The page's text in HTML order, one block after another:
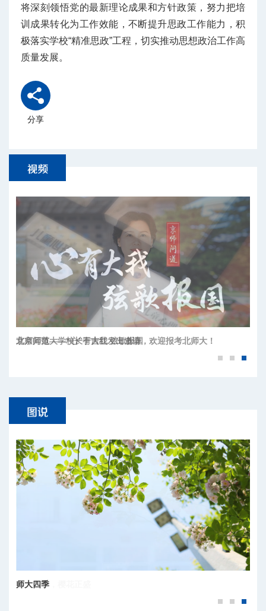
将深刻领悟党的最新理论成果和方针政策，努力把培
训成果转化为工作效能，不断提升思政工作能力，积
极落实学校“精准思政”工程，切实推动思想政治工作高
质量发展。
分享
北京师范大学校长于吉红发出邀请，欢迎报考北师大！
京师问道——“心”有大我 弦歌报国
师大四季
百廿京师，樱花正盛